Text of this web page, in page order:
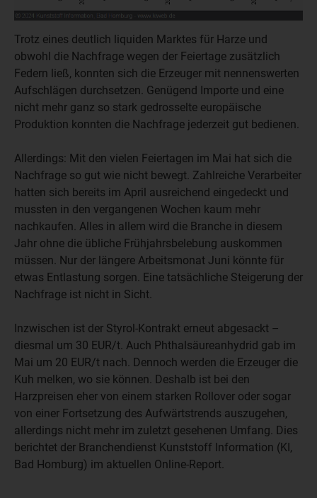
Trotz eines deutlich liquiden Marktes für Harze und
obwohl die Nachfrage wegen der Feiertage zusätzlich
Federn ließ, konnten sich die Erzeuger mit nennenswerten
Aufschlägen durchsetzen. Genügend Importe und eine
nicht mehr ganz so stark gedrosselte europäische
Produktion konnten die Nachfrage jederzeit gut bedienen.
Allerdings: Mit den vielen Feiertagen im Mai hat sich die
Nachfrage so gut wie nicht bewegt. Zahlreiche Verarbeiter
hatten sich bereits im April ausreichend eingedeckt und
mussten in den vergangenen Wochen kaum mehr
nachkaufen. Alles in allem wird die Branche in diesem
Jahr ohne die übliche Frühjahrsbelebung auskommen
müssen. Nur der längere Arbeitsmonat Juni könnte für
etwas Entlastung sorgen. Eine tatsächliche Steigerung der
Nachfrage ist nicht in Sicht.
Inzwischen ist der Styrol-Kontrakt erneut abgesackt –
diesmal um 30 EUR/t. Auch Phthalsäureanhydrid gab im
Mai um 20 EUR/t nach. Dennoch werden die Erzeuger die
Kuh melken, wo sie können. Deshalb ist bei den
Harzpreisen eher von einem starken Rollover oder sogar
von einer Fortsetzung des Aufwärtstrends auszugehen,
allerdings nicht mehr im zuletzt gesehenen Umfang. Dies
berichtet der Branchendienst Kunststoff Information (KI,
Bad Homburg) im aktuellen Online-Report.